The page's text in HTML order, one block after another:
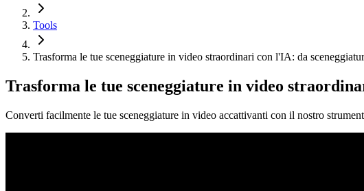
Tools
Trasforma le tue sceneggiature in video straordinari con l'IA: da
Trasforma le tue sceneggiature in video
Converti facilmente le tue sceneggiature in video accattivanti con il nostro